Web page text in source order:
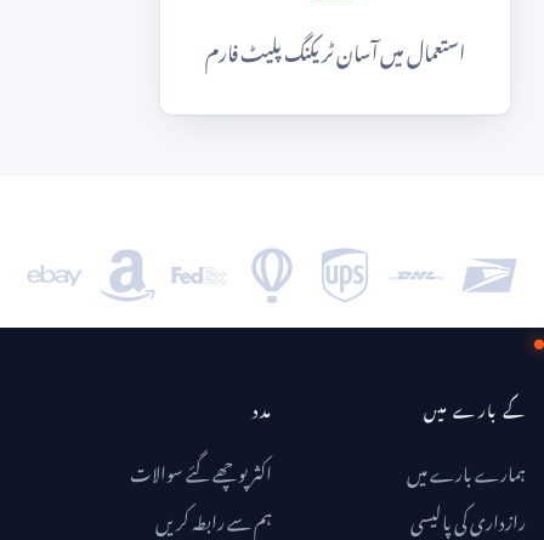
استعمال میں آسان ٹریکنگ پلیٹ فارم
کے بارے میں
ہمارے بارے میں
رازداری کی پالیسی
مدد
اکثر پوچھے گئے سوالات
ہم سے رابطہ کریں